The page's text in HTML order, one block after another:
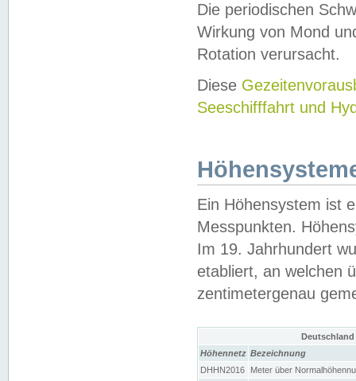
Die periodischen
Wirkung von Mond
Rotation verursacht.
Diese
Seeschifffahrt und
Ein Höhensystem ist
Messpunkten.
Im 19. Jahrhundert
etabliert, an welchen
zentimetergenau
Höhennetz Bezeichnung
DHHN2016
Meter über